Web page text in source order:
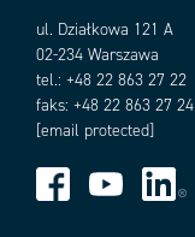
ul. Działkowa 121 A
02-234 Warszawa
tel.: +48 22 863 27 22
faks: +48 22 863 27 24
[email protected]